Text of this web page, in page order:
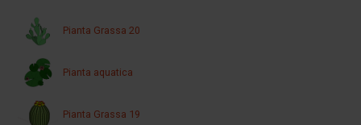
Pianta Grassa 20
Pianta aquatica
Pianta Grassa 19